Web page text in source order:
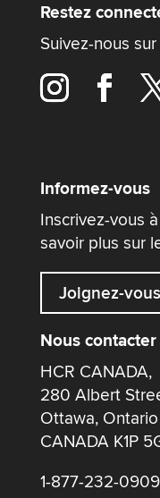
Restez
Suivez-nous sur
Informez-vous
Inscrivez-vous
savoir plus sur
Joignez-vous
Nous contacter
HCR CANADA,
280 Albert
Ottawa, Ontario
CANADA K1P
1-877-232-0909